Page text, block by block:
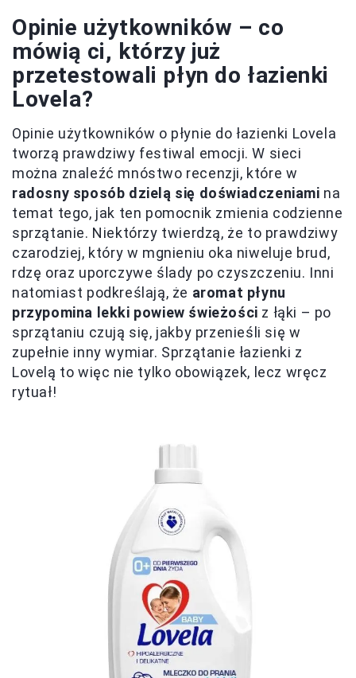
Opinie użytkowników – co
mówią ci, którzy już
przetestowali płyn do łazienki
Lovela?
Opinie użytkowników o płynie do łazienki Lovela
tworzą prawdziwy festiwal emocji. W sieci
można znaleźć mnóstwo recenzji, które w
radosny sposób dzielą się doświadczeniami na
temat tego, jak ten pomocnik zmienia codzienne
sprzątanie. Niektórzy twierdzą, że to prawdziwy
czarodziej, który w mgnieniu oka niweluje brud,
rdzę oraz uporczywe ślady po czyszczeniu. Inni
natomiast podkreślają, że aromat płynu
przypomina lekki powiew świeżości z łąki – po
sprzątaniu czują się, jakby przenieśli się w
zupełnie inny wymiar. Sprzątanie łazienki z
Lovelą to więc nie tylko obowiązek, lecz wręcz
rytuał!